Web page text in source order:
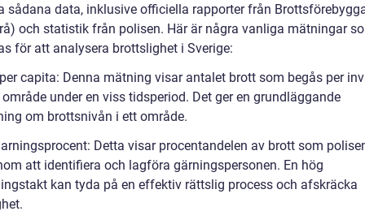
sådana data, inklusive officiella rapporter från
och statistik från polisen. Här är några vanliga mätningar
för att analysera brottslighet i Sverige:
capita: Denna mätning visar antalet brott som begås per
under en viss tidsperiod. Det ger en grundläggande
om brottsnivån i ett område.
Detta visar procentandelen av brott som
att identifiera och lagföra gärningspersonen. En hög
kan tyda på en effektiv rättslig process och afskräcka